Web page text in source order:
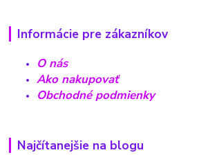
Informácie pre zákazníkov
O nás
Ako nakupovať
Obchodné podmienky
Najčítanejšie na blogu